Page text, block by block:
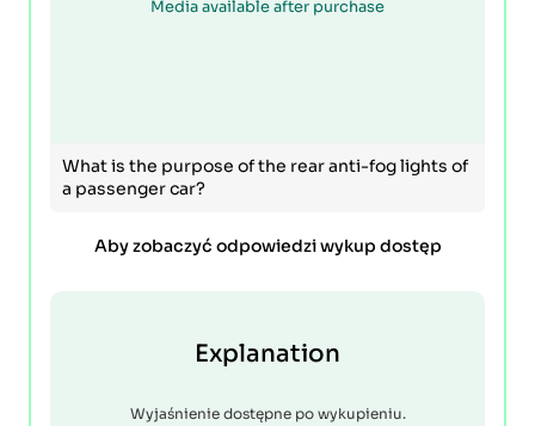
Media available after purchase
What is the purpose of the rear anti-fog lights of
a passenger car?
Aby zobaczyć odpowiedzi wykup dostęp
Explanation
Wyjaśnienie dostępne po wykupieniu.